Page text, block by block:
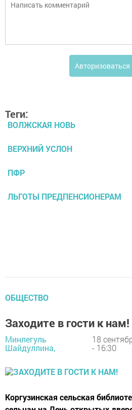
Авторизоваться
Теги:
ВОЛЖСКАЯ НОВЬ
ВЕРХНИЙ УСЛОН
ПФР
ЛЬГОТЫ ПРЕДПЕНСИОНЕРАМ
ОБЩЕСТВО
Заходите в гости к нам!
Минлегуль
Шайдуллина,
18
- 16:30
Коргузинская сельская